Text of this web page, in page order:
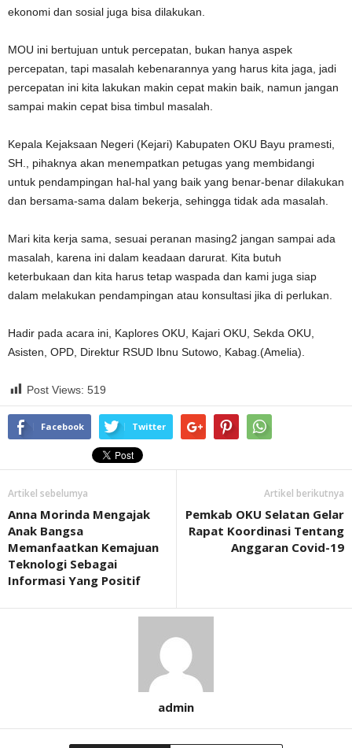
ekonomi dan sosial juga bisa dilakukan.
MOU ini bertujuan untuk percepatan, bukan hanya aspek
percepatan, tapi masalah kebenarannya yang harus kita jaga, jadi
percepatan ini kita lakukan makin cepat makin baik, namun jangan
sampai makin cepat bisa timbul masalah.
Kepala Kejaksaan Negeri (Kejari) Kabupaten OKU Bayu pramesti,
SH., pihaknya akan menempatkan petugas yang membidangi
untuk pendampingan hal-hal yang baik yang benar-benar dilakukan
dan bersama-sama dalam bekerja, sehingga tidak ada masalah.
Mari kita kerja sama, sesuai peranan masing2 jangan sampai ada
masalah, karena ini dalam keadaan darurat. Kita butuh
keterbukaan dan kita harus tetap waspada dan kami juga siap
dalam melakukan pendampingan atau konsultasi jika di perlukan.
Hadir pada acara ini, Kaplores OKU, Kajari OKU, Sekda OKU,
Asisten, OPD, Direktur RSUD Ibnu Sutowo, Kabag.(Amelia).
Post Views: 519
Facebook Twitter
Artikel sebelumya
Anna Morinda Mengajak
Anak Bangsa
Memanfaatkan Kemajuan
Teknologi Sebagai
Informasi Yang Positif
Artikel berikutnya
Pemkab OKU Selatan Gelar
Rapat Koordinasi Tentang
Anggaran Covid-19
admin